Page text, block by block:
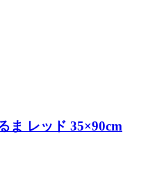
ま レッド 35×90cm